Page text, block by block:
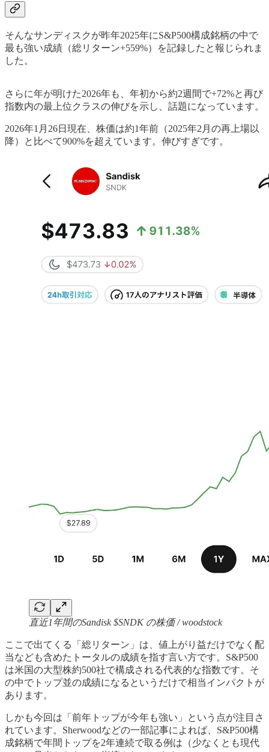
そんなサンディスクが昨年2025年にS&P500構成銘柄の中で
最も強い成績（総リターン+559%）を記録したと報じられま
した。
さらに年が明けた2026年も、年初から約2週間で+72%と再び
指数内の最上位クラスの伸びを示し、話題になっています。
2026年1月26日現在、株価は約1年前（2025年2月の再上場以
降）と比べて900%を超えています。伸びすぎです。
直近1年間のSandisk $SNDK の株価 / woodstock
ここで出てくる「総リターン」は、値上がり益だけでなく配
当なども含めたトータルの成績を指す言い方です。S&P500
は米国の大型株約500社で構成される代表的な指数です。そ
の中でトップ並の成績になるというだけで相当インパクトが
あります。
しかも今回は「前年トップが今年も強い」という点が注目さ
れています。Sherwoodなどの一部記事によれば、S&P500構
成銘柄で年間トップを2年連続で取る例は（少なくとも現代